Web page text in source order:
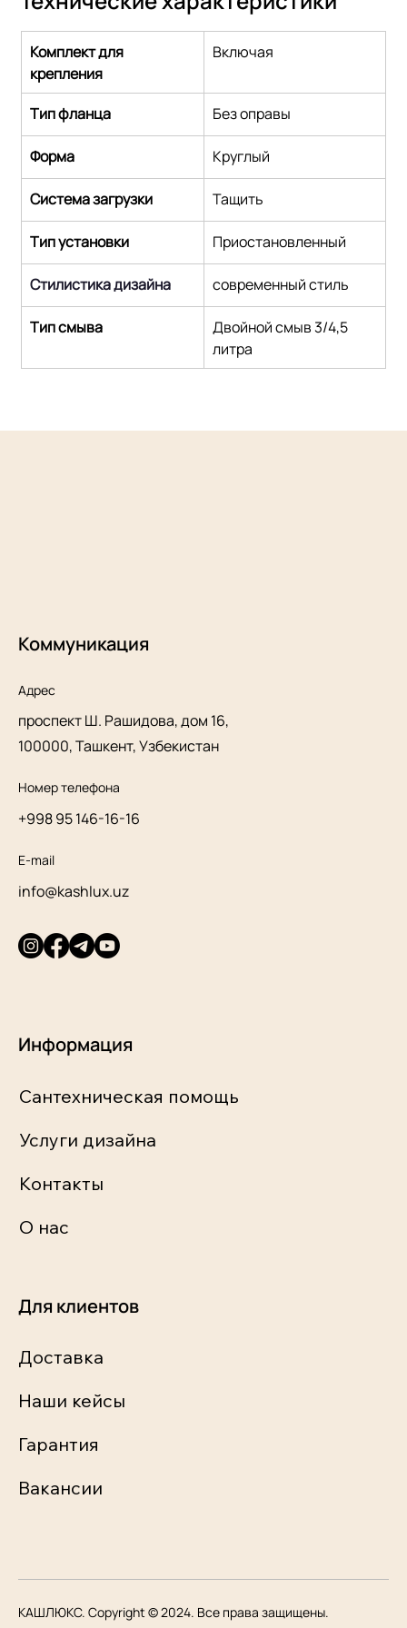
Комплект для
крепления
Включая
Тип фланца Без оправы
Форма Круглый
Система загрузки Тащить
Тип установки Приостановленный
Стилистика дизайна современный стиль
Тип смыва
Двойной смыв 3/4,5
литра
Коммуникация
Адрес
проспект Ш. Рашидова, дом 16,
100000, Ташкент, Узбекистан
Номер телефона
+998 95 146-16-16
E-mail
info@kashlux.uz
Информация
Сантехническая помощь
Услуги дизайна
Контакты
О нас
Для клиентов
Доставка
Наши кейсы
Гарантия
Вакансии
КАШЛЮКС. Copyright © 2024. Все права защищены.